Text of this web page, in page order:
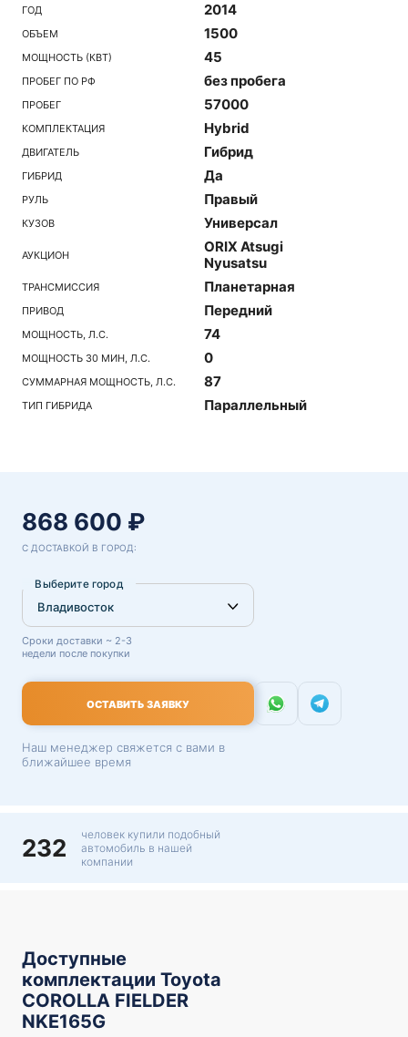
ГОД 2014
ОБЪЕМ 1500
МОЩНОСТЬ (КВТ) 45
ПРОБЕГ ПО РФ без пробега
ПРОБЕГ 57000
КОМПЛЕКТАЦИЯ Hybrid
ДВИГАТЕЛЬ Гибрид
ГИБРИД Да
РУЛЬ Правый
КУЗОВ Универсал
АУКЦИОН
ORIX Atsugi
Nyusatsu
ТРАНСМИССИЯ Планетарная
ПРИВОД Передний
МОЩНОСТЬ, Л.С. 74
МОЩНОСТЬ 30 МИН, Л.С. 0
СУММАРНАЯ МОЩНОСТЬ, Л.С. 87
ТИП ГИБРИДА Параллельный
868 600 ₽
С ДОСТАВКОЙ В ГОРОД:
Выберите город
Сроки доставки ~ 2-3
недели после покупки
ОСТАВИТЬ ЗАЯВКУ
Наш менеджер свяжется с вами в
ближайшее время
232
человек купили подобный
автомобиль в нашей
компании
Доступные
комплектации Toyota
COROLLA FIELDER
NKE165G